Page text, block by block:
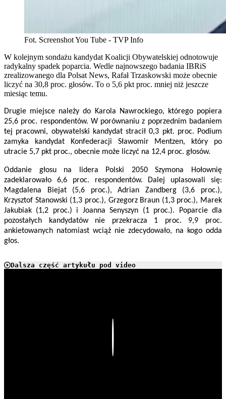
Fot. Screenshot You Tube - TVP Info
W kolejnym sondażu kandydat Koalicji Obywatelskiej odnotowuje
radykalny spadek poparcia. Wedle najnowszego badania IBRiS
zrealizowanego dla Polsat News, Rafał Trzaskowski może obecnie
liczyć na 30,8 proc. głosów. To o 5,6 pkt proc. mniej niż jeszcze
miesiąc temu.
Drugie miejsce należy do Karola Nawrockiego, którego popiera
25,6 proc. respondentów. W porównaniu z poprzednim badaniem
tej pracowni, obywatelski kandydat stracił 0,3 pkt. proc. Podium
zamyka kandydat Konfederacji Sławomir Mentzen, który po
utracie 5,7 pkt proc., obecnie może liczyć na 12,4 proc. głosów.
Oddanie głosu na lidera Polski 2050 Szymona Hołownię
zadeklarowało 6,6 proc. respondentów. Dalej uplasowali się:
Magdalena Biejat (5,6 proc.), Adrian Zandberg (3,6 proc.),
Krzysztof Stanowski (1,3 proc.), Grzegorz Braun (1,3 proc.), Marek
Jakubiak (1,2 proc.) i Joanna Senyszyn (1 proc.). Poparcie dla
pozostałych kandydatów nie przekracza 1 proc. 9,9 proc.
ankietowanych natomiast wciąż nie zdecydowało, na kogo odda
głos.
Dalsza część artykułu pod video